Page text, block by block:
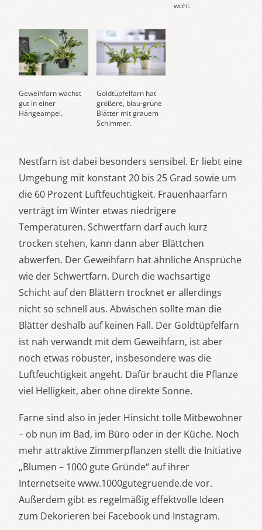
wohl.
Geweihfarn wächst
gut in einer
Hängeampel.
Goldtüpfelfarn hat
größere, blau-grüne
Blätter mit grauem
Schimmer.
Nestfarn ist dabei besonders sensibel. Er liebt eine
Umgebung mit konstant 20 bis 25 Grad sowie um
die 60 Prozent Luftfeuchtigkeit. Frauenhaarfarn
verträgt im Winter etwas niedrigere
Temperaturen. Schwertfarn darf auch kurz
trocken stehen, kann dann aber Blättchen
abwerfen. Der Geweihfarn hat ähnliche Ansprüche
wie der Schwertfarn. Durch die wachsartige
Schicht auf den Blättern trocknet er allerdings
nicht so schnell aus. Abwischen sollte man die
Blätter deshalb auf keinen Fall. Der Goldtüpfelfarn
ist nah verwandt mit dem Geweihfarn, ist aber
noch etwas robuster, insbesondere was die
Luftfeuchtigkeit angeht. Dafür braucht die Pflanze
viel Helligkeit, aber ohne direkte Sonne.
Farne sind also in jeder Hinsicht tolle Mitbewohner
– ob nun im Bad, im Büro oder in der Küche. Noch
mehr attraktive Zimmerpflanzen stellt die Initiative
„Blumen – 1000 gute Gründe“ auf ihrer
Internetseite www.1000gutegruende.de vor.
Außerdem gibt es regelmäßig effektvolle Ideen
zum Dekorieren bei Facebook und Instagram.